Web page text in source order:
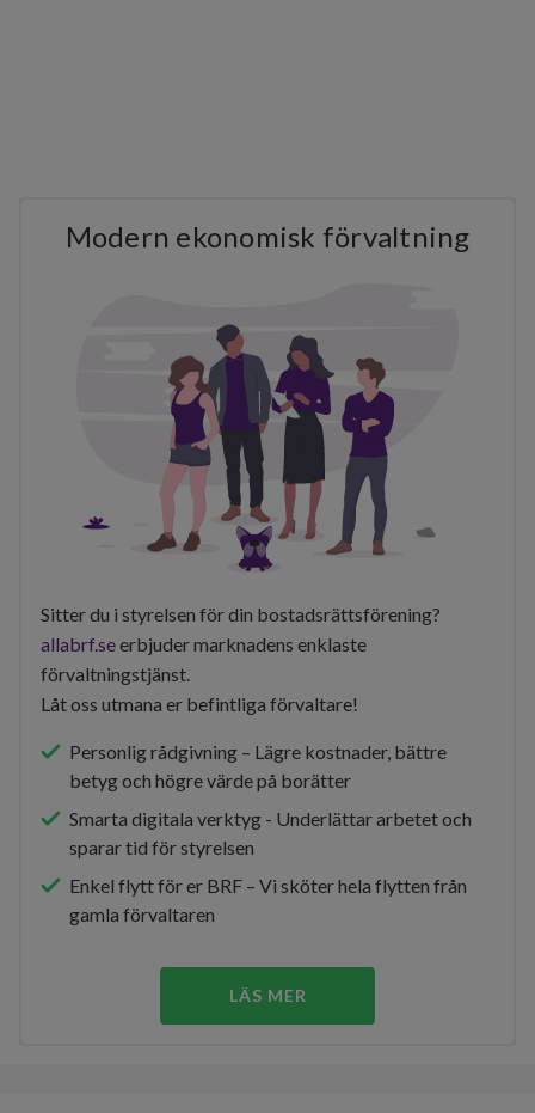
Modern ekonomisk förvaltning
Sitter du i styrelsen för din bostadsrättsförening?
allabrf.seerbjuder marknadens enklaste
förvaltningstjänst.
Låt oss utmana er befintliga förvaltare!
Personlig rådgivning – Lägre kostnader, bättre
betyg och högre värde på borätter
Smarta digitala verktyg - Underlättar arbetet och
sparar tid för styrelsen
Enkel flytt för er BRF – Vi sköter hela flytten från
gamla förvaltaren
LÄS MER